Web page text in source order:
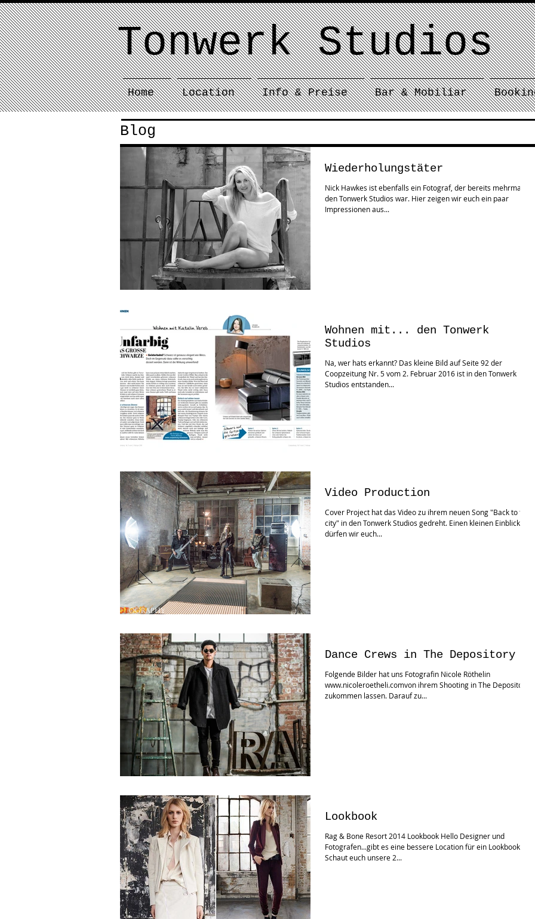
Tonwerk Studios
Home Location Info & Preise Bar & Mobiliar
Blog
Wiederholungstäter
Nick Hawkes ist ebenfalls ein Fotograf, der bereits mehrmals in
den Tonwerk Studios war. Hier zeigen wir euch ein paar
Impressionen aus...
Wohnen mit... den Tonwerk
Studios
Na, wer hats erkannt? Das kleine Bild auf Seite 92 der
Coopzeitung Nr. 5 vom 2. Februar 2016 ist in den Tonwerk
Studios entstanden...
Video Production
Cover Project hat das Video zu ihrem neuen Song "Back to the
city" in den Tonwerk Studios gedreht. Einen kleinen Einblick
dürfen wir euch...
Dance Crews in The Depository
Folgende Bilder hat uns Fotografin Nicole Röthelin
www.nicoleroetheli.comvon ihrem Shooting in The Depository
zukommen lassen. Darauf zu...
Lookbook
Rag & Bone Resort 2014 Lookbook Hello Designer und
Fotografen...gibt es eine bessere Location für ein Lookbook?
Schaut euch unsere 2...